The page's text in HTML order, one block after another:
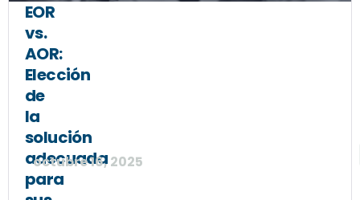
EOR
vs.
AOR:
Elección
de
la
solución
adecuada
para
octubre 16, 2025